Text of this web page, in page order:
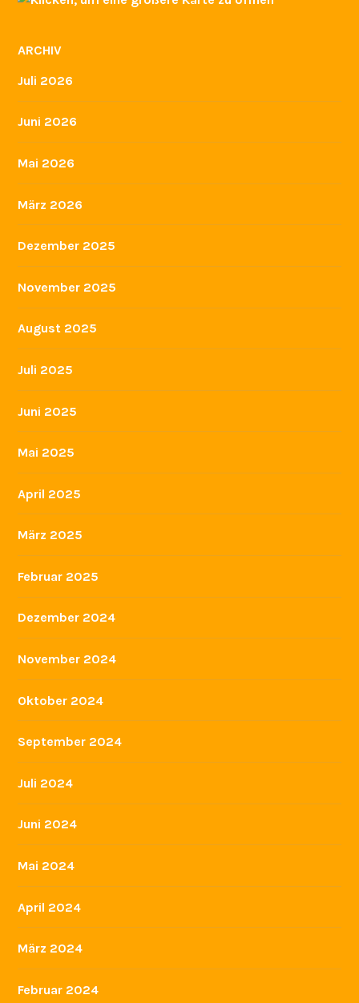
ARCHIV
Juli 2026
Juni 2026
Mai 2026
März 2026
Dezember 2025
November 2025
August 2025
Juli 2025
Juni 2025
Mai 2025
April 2025
März 2025
Februar 2025
Dezember 2024
November 2024
Oktober 2024
September 2024
Juli 2024
Juni 2024
Mai 2024
April 2024
März 2024
Februar 2024